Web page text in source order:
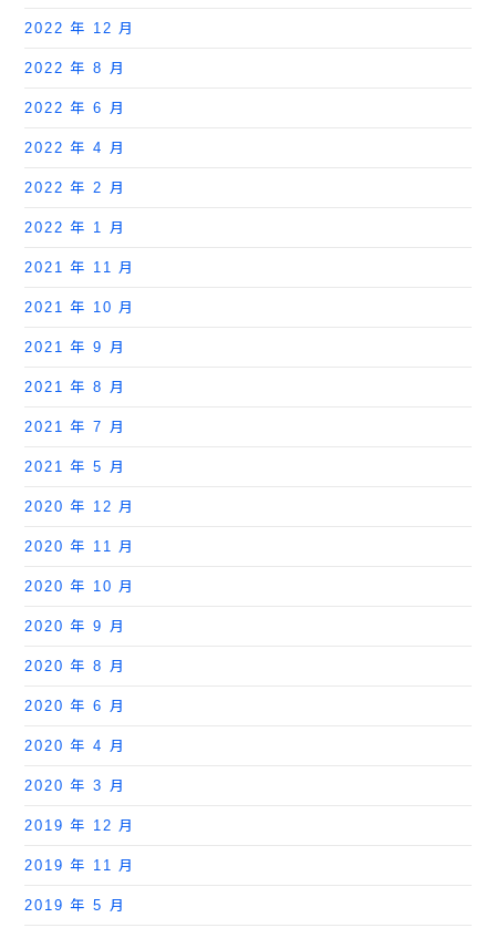
2022 年 12 月
2022 年 8 月
2022 年 6 月
2022 年 4 月
2022 年 2 月
2022 年 1 月
2021 年 11 月
2021 年 10 月
2021 年 9 月
2021 年 8 月
2021 年 7 月
2021 年 5 月
2020 年 12 月
2020 年 11 月
2020 年 10 月
2020 年 9 月
2020 年 8 月
2020 年 6 月
2020 年 4 月
2020 年 3 月
2019 年 12 月
2019 年 11 月
2019 年 5 月